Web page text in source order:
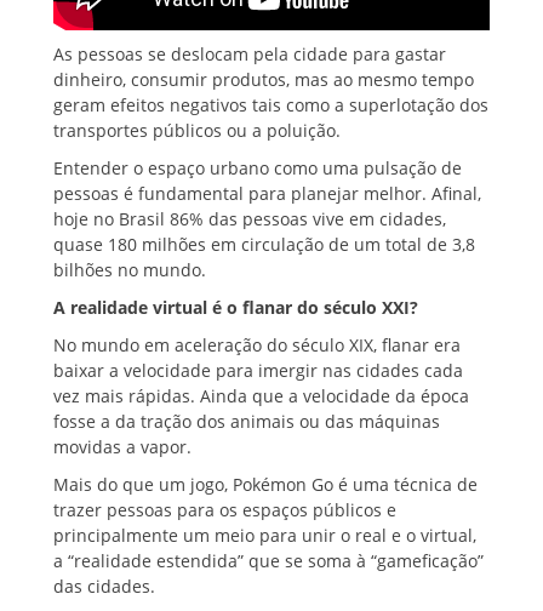
As pessoas se deslocam pela cidade para gastar
dinheiro, consumir produtos, mas ao mesmo tempo
geram efeitos negativos tais como a superlotação dos
transportes públicos ou a poluição.
Entender o espaço urbano como uma pulsação de
pessoas é fundamental para planejar melhor. Afinal,
hoje no Brasil 86% das pessoas vive em cidades,
quase 180 milhões em circulação de um total de 3,8
bilhões no mundo.
A realidade virtual é o flanar do século XXI?
No mundo em aceleração do século XIX, flanar era
baixar a velocidade para imergir nas cidades cada
vez mais rápidas. Ainda que a velocidade da época
fosse a da tração dos animais ou das máquinas
movidas a vapor.
Mais do que um jogo, Pokémon Go é uma técnica de
trazer pessoas para os espaços públicos e
principalmente um meio para unir o real e o virtual,
a “realidade estendida” que se soma à “gameficação”
das cidades.